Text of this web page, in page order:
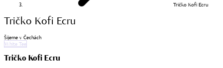
Tričko Kofi Ecru
Tričko Kofi Ecru
Šijeme v Čechách
White Tee
Tričko Kofi Ecru